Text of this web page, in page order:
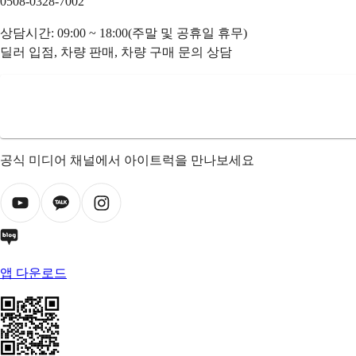
상담시간: 09:00 ~ 18:00(주말 및 공휴일 휴무)
딜러 입점, 차량 판매, 차량 구매 문의 상담
공식 미디어 채널에서 아이트럭을 만나보세요
앱 다운로드